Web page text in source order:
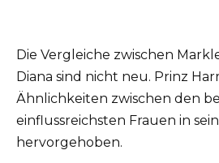
Die Vergleiche zwischen
Diana sind nicht neu. Prinz
Ähnlichkeiten zwischen den
einflussreichsten Frauen in
hervorgehoben.